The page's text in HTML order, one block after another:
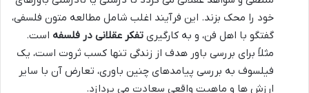
خود را محک بزند. این فرآیند اغلب شامل مطالعه متون فلسفی،
گفتگو با اهل فن، و به کارگیری تفکر عقلانی در فلسفه است.
مثلاً برای بررسی باور هدف از زندگی تنها کسب ثروت است، یک
فیلسوف به بررسی پیامدهای چنین باوری، تعارض آن با سایر
ارزش ها و ماهیت واقعی سعادت می پردازد.